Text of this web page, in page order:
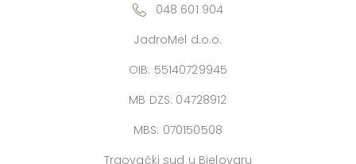
048 601 904
JadroMel d.o.o.
OIB: 55140729945
MB DZS: 04728912
MBS: 070150508
Trgovački sud u Bjelovaru